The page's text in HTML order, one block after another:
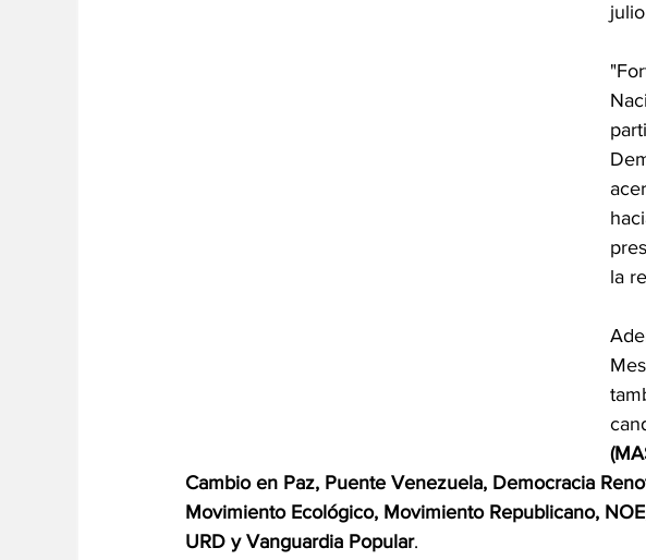
la
Cambio en Paz, Puente Venezuela, Democracia
Movimiento Ecológico, Movimiento Republicano,
URD y Vanguardia Popular.